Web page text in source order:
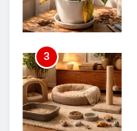
3